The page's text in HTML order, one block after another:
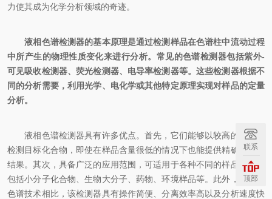
力使其成为化学分析领域的奇迹。
液相色谱检测器的基本原理是通过检测样品在色谱柱中流动过程
中所产生的物理性质变化来进行分析。常见的色谱检测器包括紫外-
可见吸收检测器、荧光检测器、电导率检测器等。这些检测器根据不
同的分析需要，利用光学、电化学或其他特定原理实现对样品的定量
分析。
液相色谱检测器具有许多优点。首先，它们能够以较高的灵敏度
检测目标化合物，即使在样品含量很低的情况下也能提供精确的分析
结果。其次，具备广泛的应用范围，可适用于各种不同的样品类型，
包括小分子化合物、生物大分子、药物、环境样品等。此外，与其他
色谱技术相比，该检测器具有操作简便、分离效率高以及分析速度快
联系
顶部